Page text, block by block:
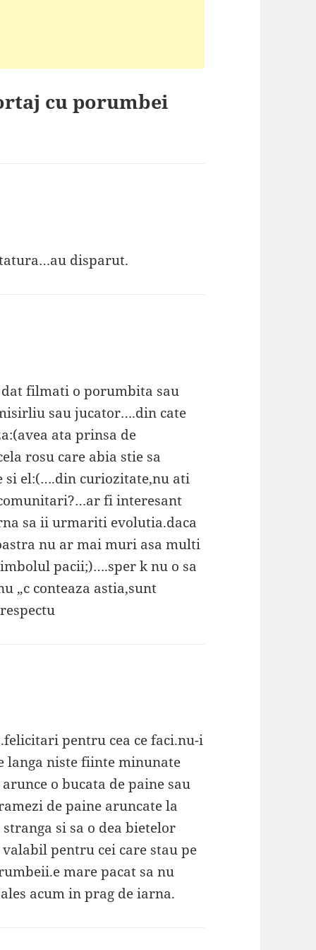
cu porumbei
disparut.
filmati o porumbita sau
sau jucator….din cate
ata prinsa de
rosu care abia stie sa
si el:(….din curiozitate,nu ati
fi interesant
sa ii urmariti evolutia.daca
nu ar mai muri asa multi
pacii;)….sper k nu o sa
„c conteaza astia,sunt
pentru cea ce faci.nu-i
langa niste fiinte minunate
o bucata de paine sau
de paine aruncate la
si sa o dea bietelor
pentru cei care stau pe
mare pacat sa nu
acum in prag de iarna.